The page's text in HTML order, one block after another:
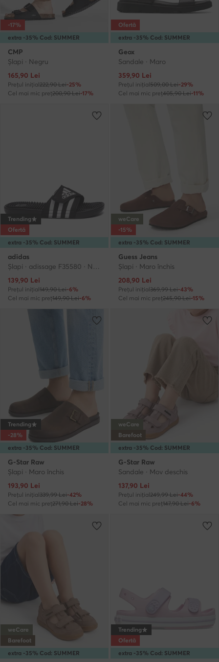
extra -35% Cod: SUMMER
-17%
CMP
Şlapi · Negru
Prețul actual
165,90 Lei
Prețul inițial222,90 Lei-25%
Cel mai mic preț200,90 Lei-17%
extra -35% Cod: SUMMER
Ofertă
Geox
Sandale · Maro
Prețul actual
359,90 Lei
Prețul inițial509,00 Lei-29%
Cel mai mic preț405,90 Lei-11%
extra -35% Cod: SUMMER
Trending
Ofertă
adidas
Şlapi · adissage F35580 · Negru
Prețul actual
139,90 Lei
Prețul inițial149,90 Lei-6%
Cel mai mic preț149,90 Lei-6%
extra -35% Cod: SUMMER
weCare
-15%
Guess Jeans
Şlapi · Maro închis
Prețul actual
208,90 Lei
Prețul inițial369,99 Lei-43%
Cel mai mic preț245,90 Lei-15%
extra -35% Cod: SUMMER
Trending
-28%
G-Star Raw
Şlapi · Maro închis
Prețul actual
193,90 Lei
Prețul inițial339,99 Lei-42%
Cel mai mic preț271,90 Lei-28%
extra -35% Cod: SUMMER
weCare
Barefoot
G-Star Raw
Sandale · Mov deschis
Prețul actual
137,90 Lei
Prețul inițial249,99 Lei-44%
Cel mai mic preț147,90 Lei-6%
extra -35% Cod: SUMMER
weCare
Barefoot
extra -35% Cod: SUMMER
Trending
Ofertă